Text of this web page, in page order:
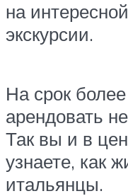
на
экскурсии.
На срок
арендовать
Так вы и в
узнаете, как
итальянцы.